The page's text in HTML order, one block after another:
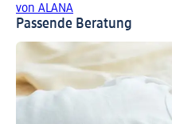
von ALANA
Passende Beratung